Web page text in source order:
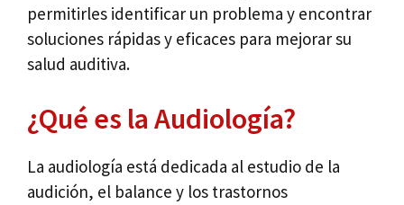
permitirles identificar un problema y encontrar
soluciones rápidas y eficaces para mejorar su
salud auditiva.
¿Qué es la Audiología?
La audiología está dedicada al estudio de la
audición, el balance y los trastornos